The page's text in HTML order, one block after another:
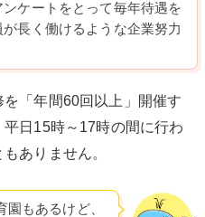
ケートをとって毎年待遇を
が長く働けるような企業努力
「年間60回以上」開催す
日15時～17時の間に行わ
ありません。
もあるけど、